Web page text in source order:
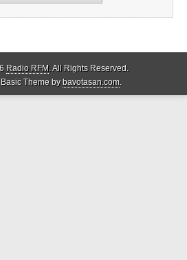
Radio RFM. All Rights Reserved.
Theme bybavotasan.com.